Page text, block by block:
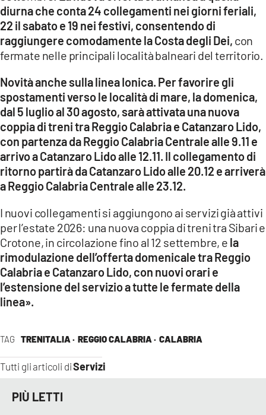
App
ANDROID
APPLE
TAG TRENITALIA · REGGIO CALABRIA · CALABRIA
Tutti gli articoli diServizi
diurna che conta 24 collegamenti nei giorni feriali,
22 il sabato e 19 nei festivi, consentendo di
raggiungere comodamente la Costa degli Dei, con
fermate nelle principali località balneari del territorio.
Novità anche sulla linea Ionica. Per favorire gli
spostamenti verso le località di mare, la domenica,
dal 5 luglio al 30 agosto, sarà attivata una nuova
coppia di treni tra Reggio Calabria e Catanzaro Lido,
con partenza da Reggio Calabria Centrale alle 9.11 e
arrivo a Catanzaro Lido alle 12.11. Il collegamento di
ritorno partirà da Catanzaro Lido alle 20.12 e arriverà
a Reggio Calabria Centrale alle 23.12.
I nuovi collegamenti si aggiungono ai servizi già attivi
per l’estate 2026: una nuova coppia di treni tra Sibari e
Crotone, in circolazione fino al 12 settembre, e la
rimodulazione dell’offerta domenicale tra Reggio
Calabria e Catanzaro Lido, con nuovi orari e
l’estensione del servizio a tutte le fermate della
linea».
PIÙ LETTI